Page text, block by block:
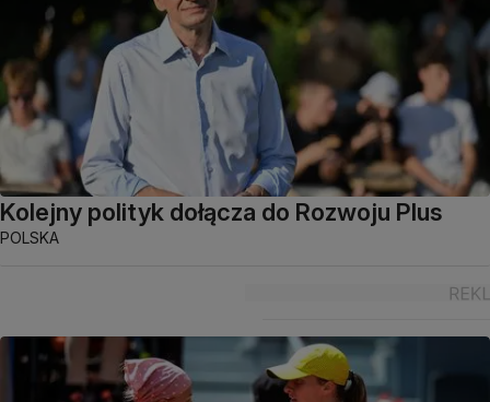
Kolejny polityk dołącza do Rozwoju Plus
POLSKA